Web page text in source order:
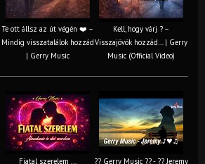
Te ott állsz az út végén ❤️ –
Mindig visszatalálok hozzád
| Gerry Music
Kell, hogy várj ? –
Visszajövök hozzád… | Gerry
Music (Official Video)
Fiatal szerelem ...
?? Gerry Music ?? - ?? Jeremy